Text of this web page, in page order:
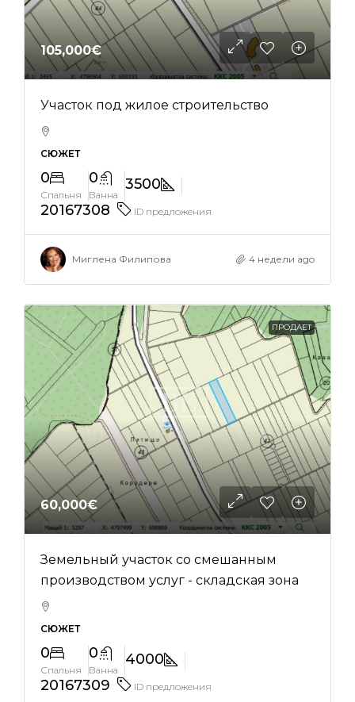
105,000€
Участок под жилое строительство
СЮЖЕТ
0
Спальня
0
Ванна
3500
20167308
ID предложения
Миглена Филипова 4 недели ago
ПРОДАЕТ
60,000€
Земельный участок со смешанным
производством услуг - складская зона
СЮЖЕТ
0
Спальня
0
Ванна
4000
20167309
ID предложения